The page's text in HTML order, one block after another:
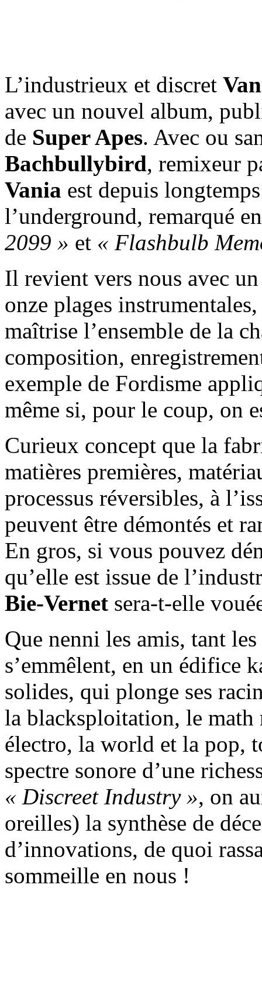
L’industrieux et discret
avec un nouvel album,
de Super Apes. Avec ou
Bachbullybird, remixeur
Vania est depuis
l’underground, remarqué
2099 » et « Flashbulb
Il revient vers nous avec
onze plages
maîtrise l’ensemble de la
composition,
exemple de Fordisme
même si, pour le coup, on
Curieux concept que la
matières premières,
processus réversibles, à
peuvent être démontés et
En gros, si vous pouvez
qu’elle est issue de
Bie-Vernet sera-t-elle
Que nenni les amis, tant
s’emmêlent, en un édifice
solides, qui plonge ses
la blacksploitation, le math
électro, la world et la pop,
spectre sonore d’une
« Discreet Industry », on
oreilles) la synthèse de
d’innovations, de quoi
sommeille en nous !